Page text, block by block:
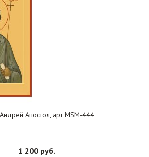
Апостол, арт MSM-444
1 200 руб.